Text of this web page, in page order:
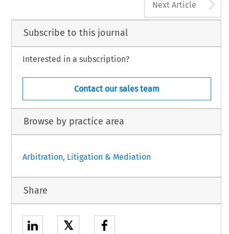
Next Article
Subscribe to this journal
Interested in a subscription?
Contact our sales team
Browse by practice area
Arbitration, Litigation & Mediation
Share
𝕏